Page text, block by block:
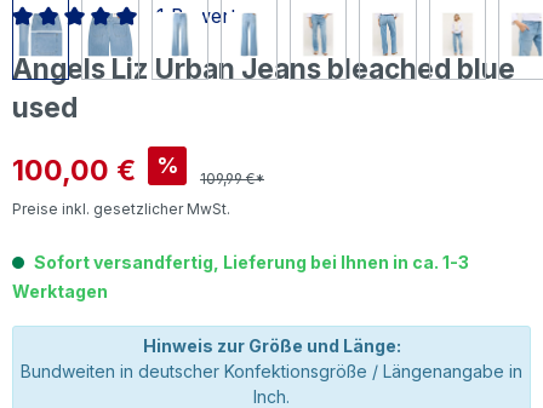
Angels Liz Urban Jeans bleached blue
used
Verkaufspreis:
100,00 € %
109,99 €*
Preise inkl. gesetzlicher MwSt.
Durchschnittliche Bewertung von 5 von 5 Sternen
1 Bewertung
Sofort versandfertig, Lieferung bei Ihnen in ca. 1-3
Werktagen
Hinweis zur Größe und Länge:
Bundweiten in deutscher Konfektionsgröße / Längenangabe in
Inch.